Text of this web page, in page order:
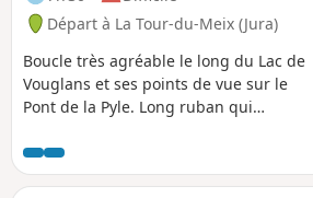
Départ à La Tour-du-Meix (Jura)
Boucle très agréable le long du Lac de
Vouglans et ses points de vue sur le
Pont de la Pyle. Long ruban qui
Lac de Vouglans se déroule sur 35 km
de long. Situé au cœur du Jura, il en